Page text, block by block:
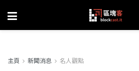
主頁 新聞消息 名人觀點